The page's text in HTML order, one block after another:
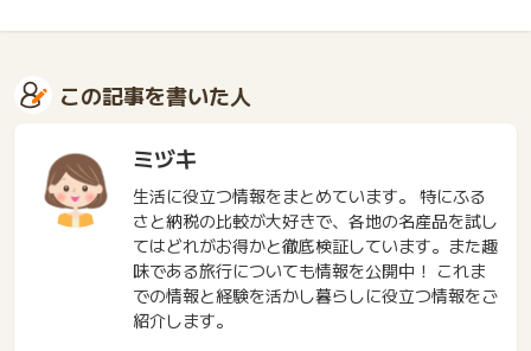
この記事を書いた人
ミヅキ
生活に役立つ情報をまとめています。 特にふる
さと納税の比較が大好きで、各地の名産品を試し
てはどれがお得かと徹底検証しています。また趣
味である旅行についても情報を公開中！ これま
での情報と経験を活かし暮らしに役立つ情報をご
紹介します。